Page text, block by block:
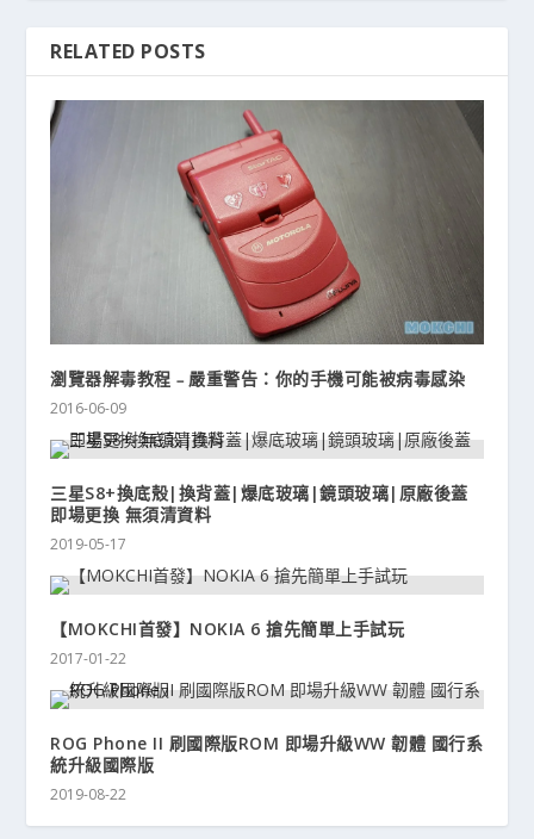
RELATED POSTS
瀏覽器解毒教程﹣嚴重警告：你的手機可能被病毒感染
2016-06-09
三星S8+換底殼|換背蓋|爆底玻璃|鏡頭玻璃|原廠後蓋
即場更換 無須清資料
2019-05-17
【MOKCHI首發】NOKIA 6 搶先簡單上手試玩
2017-01-22
ROG Phone II 刷國際版ROM 即場升級WW 韌體 國行系
統升級國際版
2019-08-22